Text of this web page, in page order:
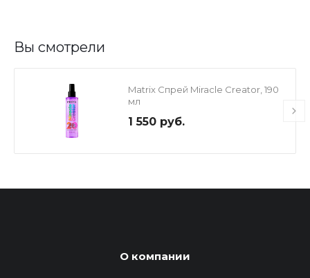
Вы смотрели
Matrix Спрей Miracle Creator, 190
мл
1 550 руб.
О компании